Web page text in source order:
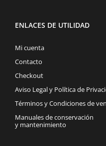
ENLACES DE UTILIDAD
Mi cuenta
Contacto
Checkout
Aviso Legal y Política de
Términos y Condiciones de
Manuales de conservación
y mantenimiento